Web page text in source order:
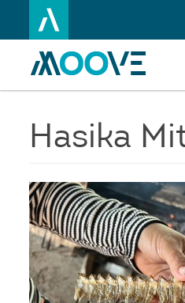
au
principalHasika